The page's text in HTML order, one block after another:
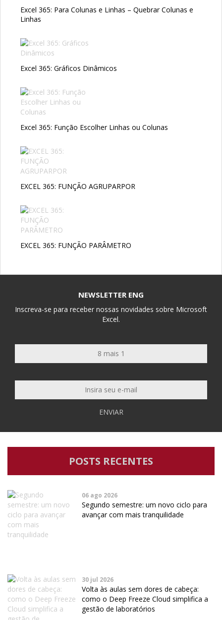
Excel 365: Para Colunas e Linhas – Quebrar Colunas e
Linhas
Excel 365: Gráficos Dinâmicos
Excel 365: Função Escolher Linhas ou Colunas
EXCEL 365: FUNÇÃO AGRUPARPOR
EXCEL 365: FUNÇÃO PARÂMETRO
NEWSLETTER ENG
Inscreva-se para receber nossas novidades sobre Microsoft
Excel.
ENVIAR
POSTS RECENTES
06 ago 2026
Segundo semestre: um novo ciclo para
avançar com mais tranquilidade
30 jul 2026
Volta às aulas sem dores de cabeça:
como o Deep Freeze Cloud simplifica a
gestão de laboratórios